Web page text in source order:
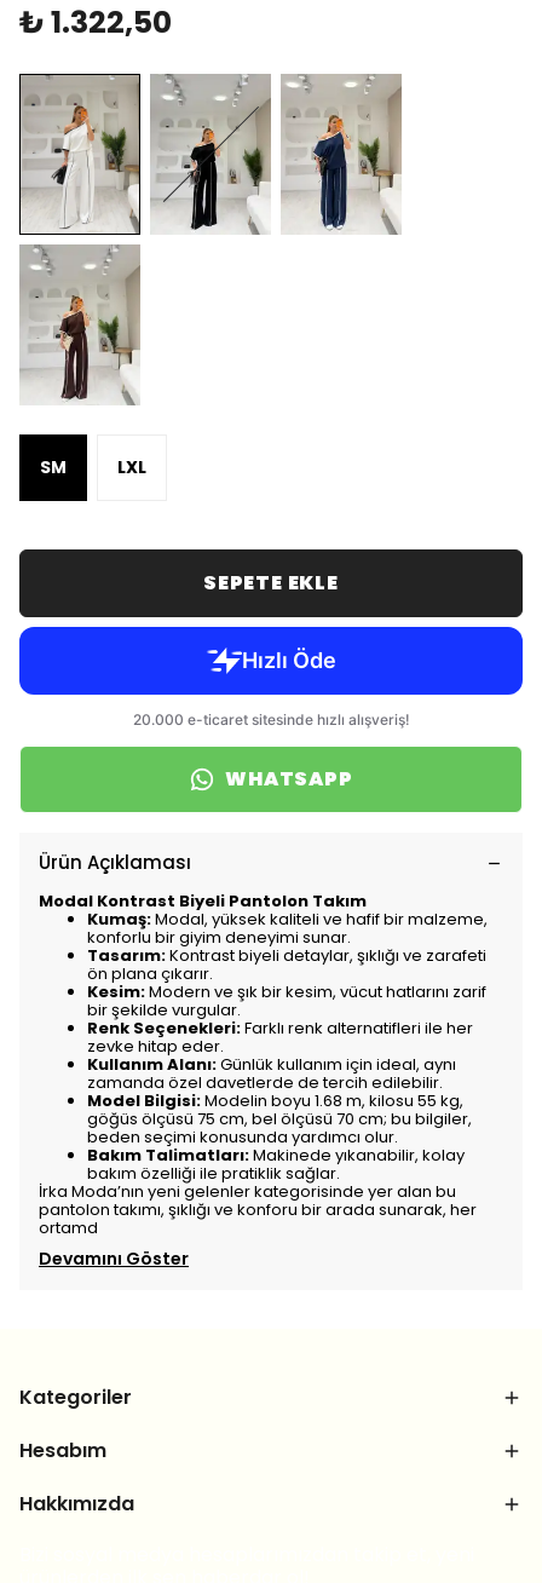
₺ 1.322,50
SM LXL
SEPETE EKLE
WHATSAPP
Ürün Açıklaması
Modal Kontrast Biyeli Pantolon Takım
Kumaş:Modal, yüksek kaliteli ve hafif bir malzeme,
konforlu bir giyim deneyimi sunar.
Tasarım:Kontrast biyeli detaylar, şıklığı ve zarafeti
ön plana çıkarır.
Kesim:Modern ve şık bir kesim, vücut hatlarını zarif
bir şekilde vurgular.
Renk Seçenekleri:Farklı renk alternatifleri ile her
zevke hitap eder.
Kullanım Alanı:Günlük kullanım için ideal, aynı
zamanda özel davetlerde de tercih edilebilir.
Model Bilgisi:Modelin boyu 1.68 m, kilosu 55 kg,
göğüs ölçüsü 75 cm, bel ölçüsü 70 cm; bu bilgiler,
beden seçimi konusunda yardımcı olur.
Bakım Talimatları:Makinede yıkanabilir, kolay
bakım özelliği ile pratiklik sağlar.
İrka Moda’nın yeni gelenler kategorisinde yer alan bu
pantolon takımı, şıklığı ve konforu bir arada sunarak, her
ortamd
Devamını Göster
Kategoriler
Hesabım
Hakkımızda